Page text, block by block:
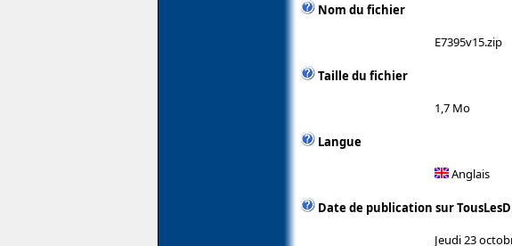
Nom du fichier
E7395v15.zip
Taille du fichier
1,7 Mo
Langue
Anglais
Date de publication sur
Jeudi 23